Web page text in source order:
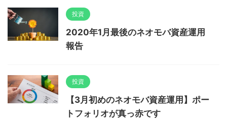
投資
2020年1月最後のネオモバ資産運用
報告
投資
【3月初めのネオモバ資産運用】ポー
トフォリオが真っ赤です